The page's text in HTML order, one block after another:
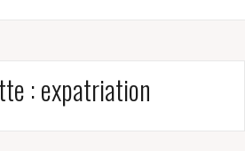
:expatriation